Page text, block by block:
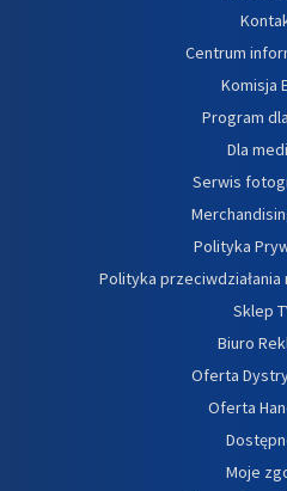
Centrum
Komisja
Program
Dla
Serwis
Polityka
Polityka
Sklep
Biuro
Oferta
Oferta
Moje